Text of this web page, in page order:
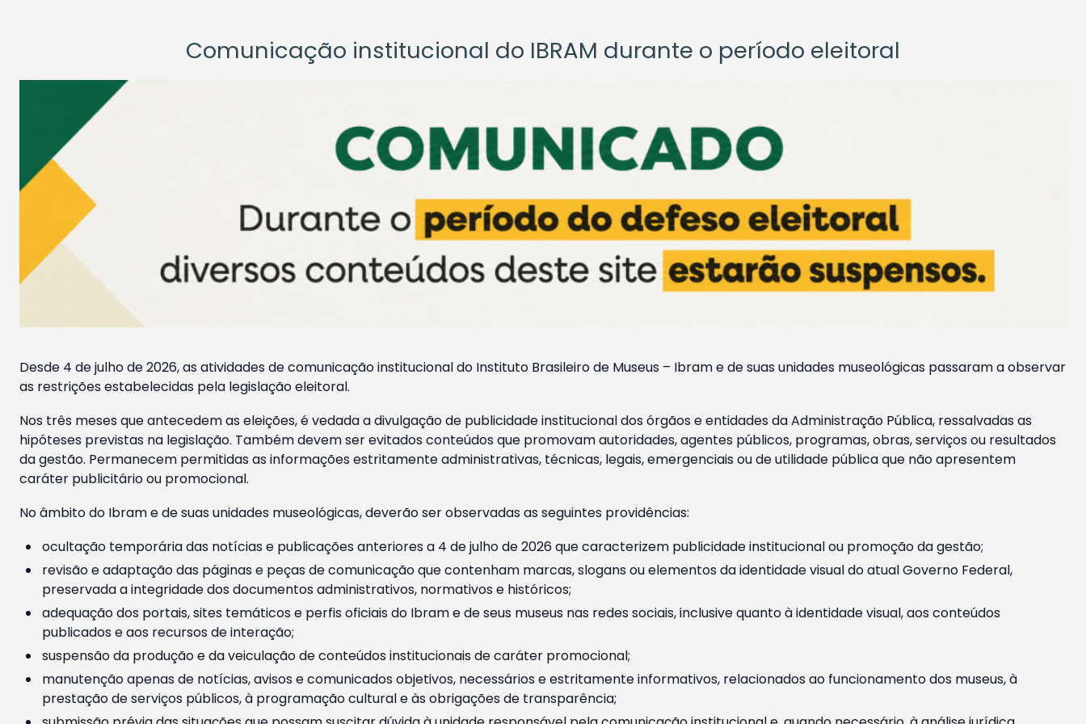
Comunicação institucional do IBRAM durante o período eleitoral
Desde 4 de julho de 2026, as atividades de comunicação institucional do Instituto Brasileiro de Museus – Ibram e de suas unidades museológicas passaram a observar
as restrições estabelecidas pela legislação eleitoral.
Nos três meses que antecedem as eleições, é vedada a divulgação de publicidade institucional dos órgãos e entidades da Administração Pública, ressalvadas as
hipóteses previstas na legislação. Também devem ser evitados conteúdos que promovam autoridades, agentes públicos, programas, obras, serviços ou resultados
da gestão. Permanecem permitidas as informações estritamente administrativas, técnicas, legais, emergenciais ou de utilidade pública que não apresentem
caráter publicitário ou promocional.
No âmbito do Ibram e de suas unidades museológicas, deverão ser observadas as seguintes providências:
ocultação temporária das notícias e publicações anteriores a 4 de julho de 2026 que caracterizem publicidade institucional ou promoção da gestão;
revisão e adaptação das páginas e peças de comunicação que contenham marcas, slogans ou elementos da identidade visual do atual Governo Federal,
preservada a integridade dos documentos administrativos, normativos e históricos;
adequação dos portais, sites temáticos e perfis oficiais do Ibram e de seus museus nas redes sociais, inclusive quanto à identidade visual, aos conteúdos
publicados e aos recursos de interação;
suspensão da produção e da veiculação de conteúdos institucionais de caráter promocional;
manutenção apenas de notícias, avisos e comunicados objetivos, necessários e estritamente informativos, relacionados ao funcionamento dos museus, à
prestação de serviços públicos, à programação cultural e às obrigações de transparência;